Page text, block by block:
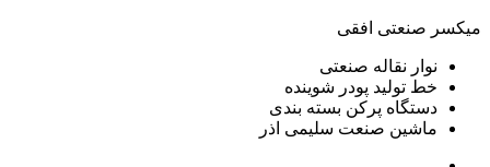
ميكسر صنعتی افقی
نوار نقاله صنعتی
خط تولید پودر شوينده
دستگاه پرکن بسته بندی
ماشين صنعت سليمی اذر